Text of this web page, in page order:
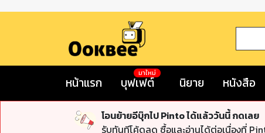
หน้าแรก บุฟเฟต์
มาใหม่
นิยาย หนังสือ
โอนย้ายอีบุ๊กไป Pinto ได้แล้ววันนี้ กดเลย
รับทันทีโค้ดลด ซื้อและอ่านได้ต่อเนื่องที่